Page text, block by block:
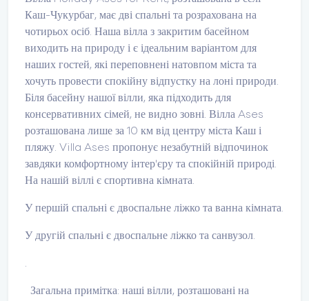
Каш-Чукурбаг, має дві спальні та розрахована на
чотирьох осіб. Наша вілла з закритим басейном
виходить на природу і є ідеальним варіантом для
наших гостей, які переповнені натовпом міста та
хочуть провести спокійну відпустку на лоні природи.
Біля басейну нашої вілли, яка підходить для
консервативних сімей, не видно зовні. Вілла Ases
розташована лише за 10 км від центру міста Каш і
пляжу. Villa Ases пропонує незабутній відпочинок
завдяки комфортному інтер'єру та спокійній природі.
На нашій віллі є спортивна кімната.
У першій спальні є двоспальне ліжко та ванна кімната.
У другій спальні є двоспальне ліжко та санвузол.
Загальна примітка: наші вілли, розташовані на